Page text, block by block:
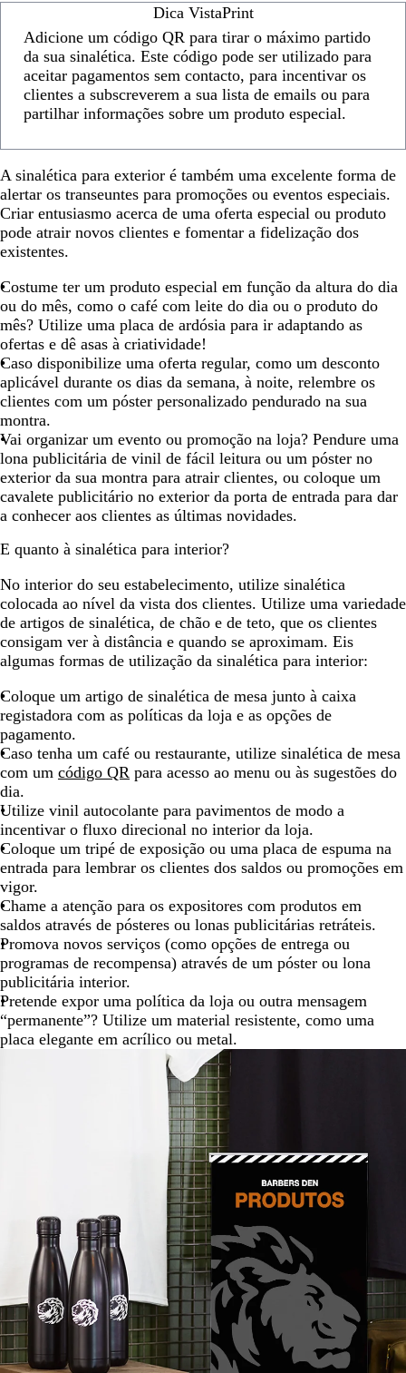
Dica VistaPrint
Adicione um código QR para tirar o máximo partido
da sua sinalética. Este código pode ser utilizado para
aceitar pagamentos sem contacto, para incentivar os
clientes a subscreverem a sua lista de emails ou para
partilhar informações sobre um produto especial.
A sinalética para exterior é também uma excelente forma de
alertar os transeuntes para promoções ou eventos especiais.
Criar entusiasmo acerca de uma oferta especial ou produto
pode atrair novos clientes e fomentar a fidelização dos
existentes.
Costume ter um produto especial em função da altura do dia
ou do mês, como o café com leite do dia ou o produto do
mês? Utilize uma placa de ardósia para ir adaptando as
ofertas e dê asas à criatividade!
Caso disponibilize uma oferta regular, como um desconto
aplicável durante os dias da semana, à noite, relembre os
clientes com um póster personalizado pendurado na sua
montra.
Vai organizar um evento ou promoção na loja? Pendure uma
lona publicitária de vinil de fácil leitura ou um póster no
exterior da sua montra para atrair clientes, ou coloque um
cavalete publicitário no exterior da porta de entrada para dar
a conhecer aos clientes as últimas novidades.
E quanto à sinalética para interior?
No interior do seu estabelecimento, utilize sinalética
colocada ao nível da vista dos clientes. Utilize uma variedade
de artigos de sinalética, de chão e de teto, que os clientes
consigam ver à distância e quando se aproximam. Eis
algumas formas de utilização da sinalética para interior:
Coloque um artigo de sinalética de mesa junto à caixa
registadora com as políticas da loja e as opções de
pagamento.
Caso tenha um café ou restaurante, utilize sinalética de mesa
com um código QR para acesso ao menu ou às sugestões do
dia.
Utilize vinil autocolante para pavimentos de modo a
incentivar o fluxo direcional no interior da loja.
Coloque um tripé de exposição ou uma placa de espuma na
entrada para lembrar os clientes dos saldos ou promoções em
vigor.
Chame a atenção para os expositores com produtos em
saldos através de pósteres ou lonas publicitárias retráteis.
Promova novos serviços (como opções de entrega ou
programas de recompensa) através de um póster ou lona
publicitária interior.
Pretende expor uma política da loja ou outra mensagem
“permanente”? Utilize um material resistente, como uma
placa elegante em acrílico ou metal.